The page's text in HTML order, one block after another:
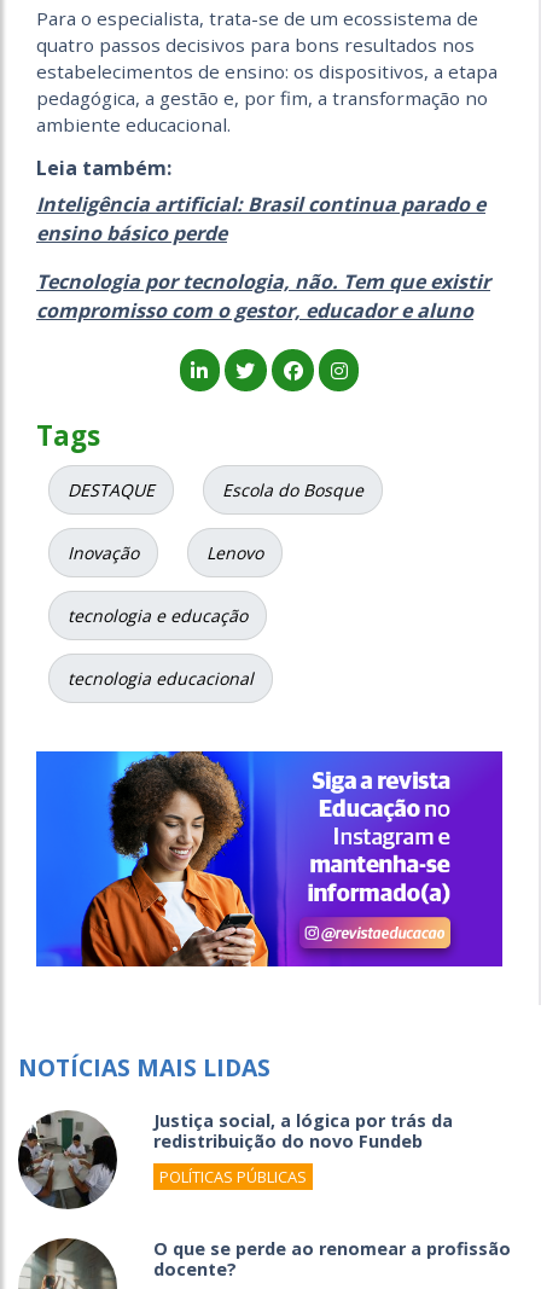
Para o especialista, trata-se de um ecossistema de
quatro passos decisivos para bons resultados nos
estabelecimentos de ensino: os dispositivos, a etapa
pedagógica, a gestão e, por fim, a transformação no
ambiente educacional.
Leia também:
Inteligência artificial: Brasil continua parado e
ensino básico perde
Tecnologia por tecnologia, não. Tem que existir
compromisso com o gestor, educador e aluno
Tags
DESTAQUE Escola do Bosque
Inovação Lenovo
tecnologia e educação
tecnologia educacional
NOTÍCIAS MAIS LIDAS
Justiça social, a lógica por trás da
redistribuição do novo Fundeb
POLÍTICAS PÚBLICAS
O que se perde ao renomear a profissão
docente?